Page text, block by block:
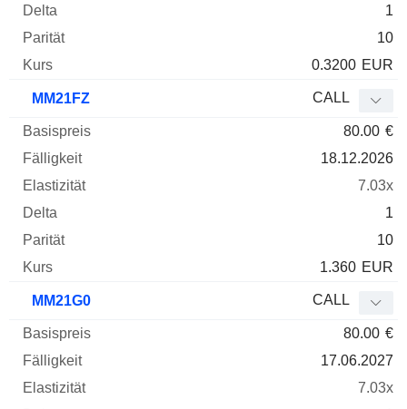
1
10
0.3200 EUR
MM21FZ CALL
80.00 €
18.12.2026
7.03x
1
10
1.360 EUR
MM21G0 CALL
80.00 €
17.06.2027
7.03x